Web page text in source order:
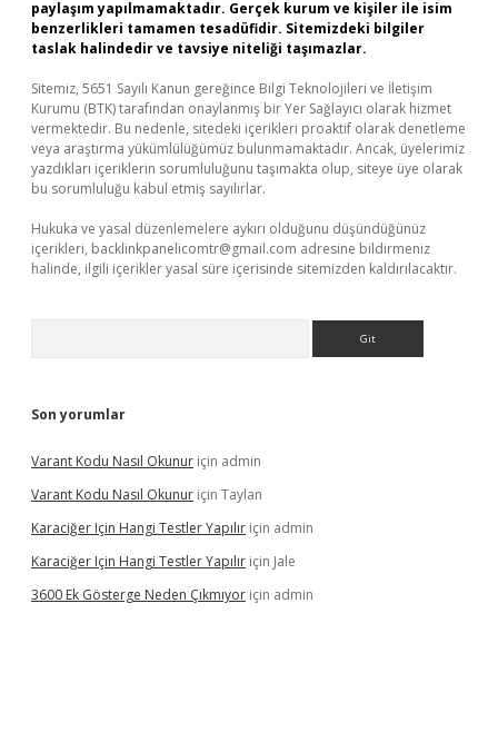
paylaşım yapılmamaktadır. Gerçek kurum ve kişiler ile isim
benzerlikleri tamamen tesadüfidir. Sitemizdeki bilgiler
taslak halindedir ve tavsiye niteliği taşımazlar.
Sitemiz, 5651 Sayılı Kanun gereğince Bilgi Teknolojileri ve İletişim
Kurumu (BTK) tarafından onaylanmış bir Yer Sağlayıcı olarak hizmet
vermektedir. Bu nedenle, sitedeki içerikleri proaktif olarak denetleme
veya araştırma yükümlülüğümüz bulunmamaktadır. Ancak, üyelerimiz
yazdıkları içeriklerin sorumluluğunu taşımakta olup, siteye üye olarak
bu sorumluluğu kabul etmiş sayılırlar.
Hukuka ve yasal düzenlemelere aykırı olduğunu düşündüğünüz
içerikleri, backlinkpanelicomtr@gmail.com adresine bildirmeniz
halinde, ilgili içerikler yasal süre içerisinde sitemizden kaldırılacaktır.
Son yorumlar
Varant Kodu Nasıl Okunur için admin
Varant Kodu Nasıl Okunur için Taylan
Karaciğer Için Hangi Testler Yapılır için admin
Karaciğer Için Hangi Testler Yapılır için Jale
3600 Ek Gösterge Neden Çıkmıyor için admin